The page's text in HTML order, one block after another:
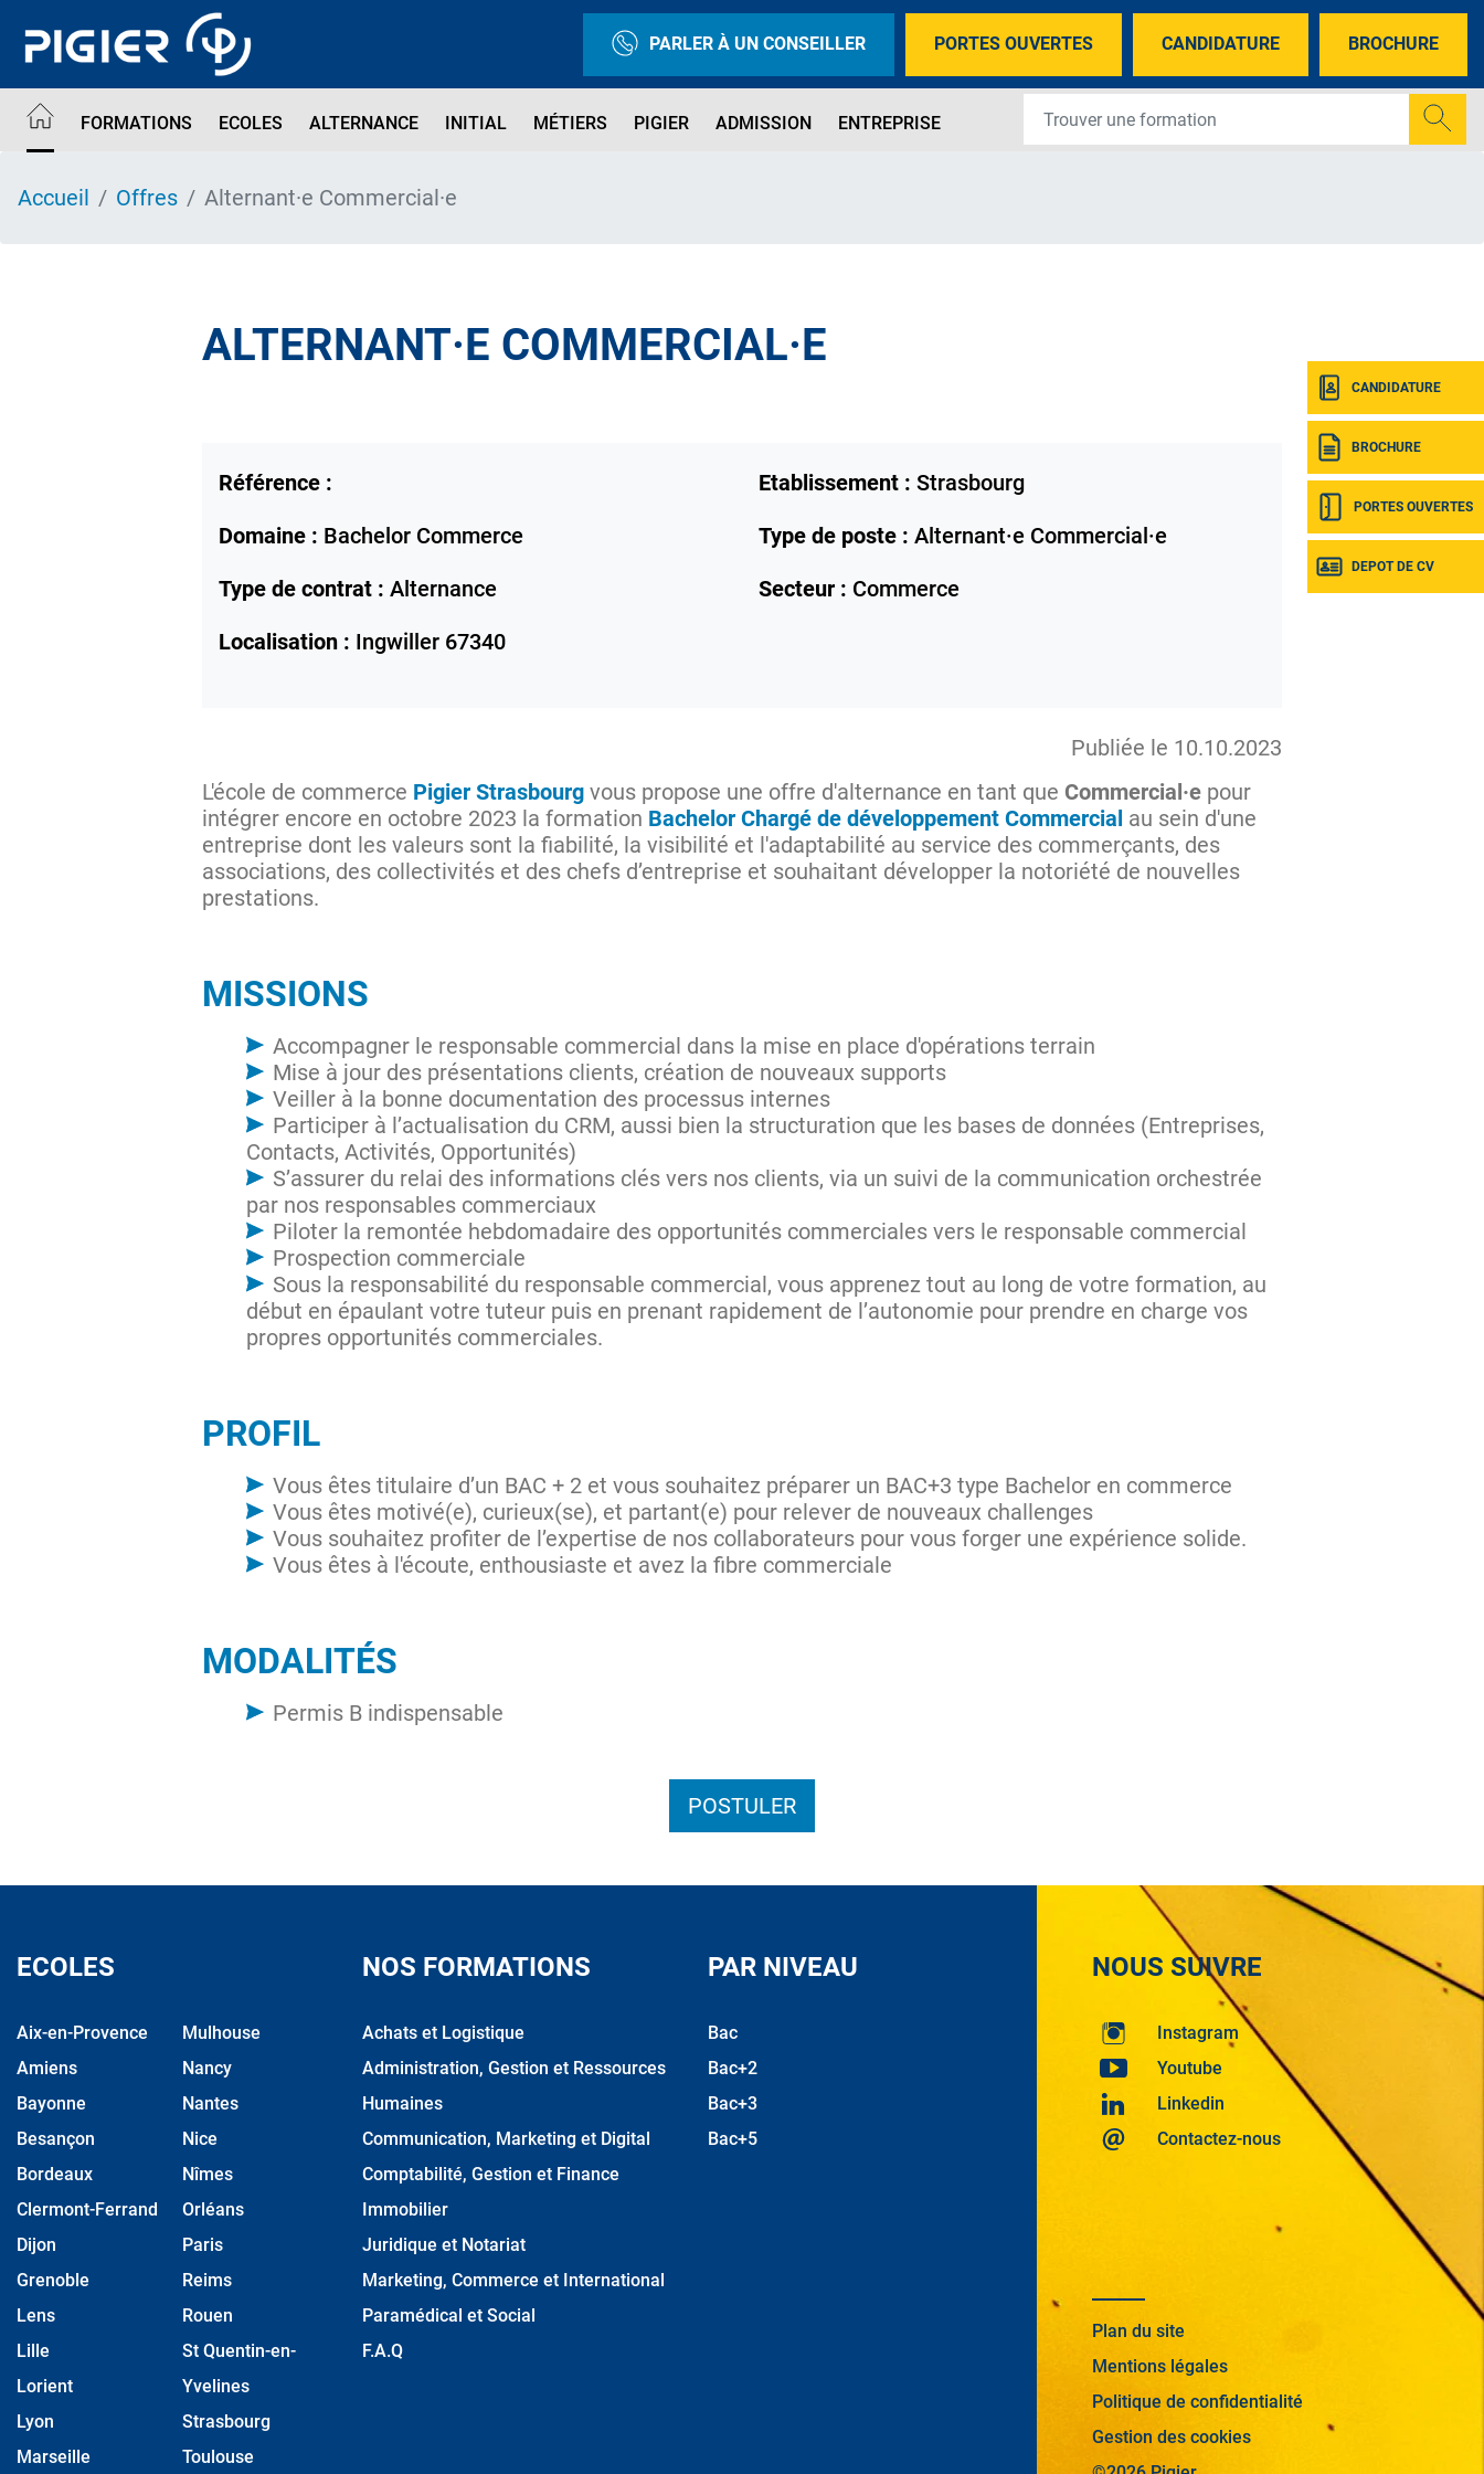
contenu
PARLER À UN CONSEILLER PORTES OUVERTES CANDIDATURE BROCHURE
FORMATIONS ECOLES ALTERNANCE INITIAL MÉTIERS PIGIER ADMISSION ENTREPRISE
CANDIDATURE
BROCHURE
PORTES OUVERTES
DEPOT DE CV
Accueil Offres Alternant·e Commercial·e
ALTERNANT·E COMMERCIAL·E
Référence : Etablissement : Strasbourg
Domaine : Bachelor Commerce Type de poste : Alternant·e Commercial·e
Type de contrat : Alternance Secteur : Commerce
Localisation : Ingwiller 67340
Publiée le 10.10.2023
L'école de commerce Pigier Strasbourg vous propose une offre d'alternance en tant que Commercial·e pour
intégrer encore en octobre 2023 la formation Bachelor Chargé de développement Commercial au sein d'une
entreprise dont les valeurs sont la fiabilité, la visibilité et l'adaptabilité au service des commerçants, des
associations, des collectivités et des chefs d’entreprise et souhaitant développer la notoriété de nouvelles
prestations.
MISSIONS
Accompagner le responsable commercial dans la mise en place d'opérations terrain
Mise à jour des présentations clients, création de nouveaux supports
Veiller à la bonne documentation des processus internes
Participer à l’actualisation du CRM, aussi bien la structuration que les bases de données (Entreprises,
Contacts, Activités, Opportunités)
S’assurer du relai des informations clés vers nos clients, via un suivi de la communication orchestrée
par nos responsables commerciaux
Piloter la remontée hebdomadaire des opportunités commerciales vers le responsable commercial
Prospection commerciale
Sous la responsabilité du responsable commercial, vous apprenez tout au long de votre formation, au
début en épaulant votre tuteur puis en prenant rapidement de l’autonomie pour prendre en charge vos
propres opportunités commerciales.
PROFIL
Vous êtes titulaire d’un BAC + 2 et vous souhaitez préparer un BAC+3 type Bachelor en commerce
Vous êtes motivé(e), curieux(se), et partant(e) pour relever de nouveaux challenges
Vous souhaitez profiter de l’expertise de nos collaborateurs pour vous forger une expérience solide.
Vous êtes à l'écoute, enthousiaste et avez la fibre commerciale
MODALITÉS
Permis B indispensable
POSTULER
ECOLES
Aix-en-Provence
Amiens
Bayonne
Besançon
Bordeaux
Clermont-Ferrand
Dijon
Grenoble
Lens
Lille
Lorient
Lyon
Marseille
Mulhouse
Nancy
Nantes
Nice
Nîmes
Orléans
Paris
Reims
Rouen
St Quentin-en-
Yvelines
Strasbourg
Toulouse
NOS FORMATIONS
Achats et Logistique
Administration, Gestion et Ressources
Humaines
Communication, Marketing et Digital
Comptabilité, Gestion et Finance
Immobilier
Juridique et Notariat
Marketing, Commerce et International
Paramédical et Social
F.A.Q
PAR NIVEAU
Bac
Bac+2
Bac+3
Bac+5
NOUS SUIVRE
Instagram
Youtube
Linkedin
Contactez-nous
Plan du site
Mentions légales
Politique de confidentialité
Gestion des cookies